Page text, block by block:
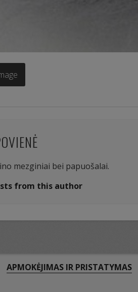
mezginiai bei papuošalai.
from this author
APMOKĖJIMAS IR PRISTATYMAS